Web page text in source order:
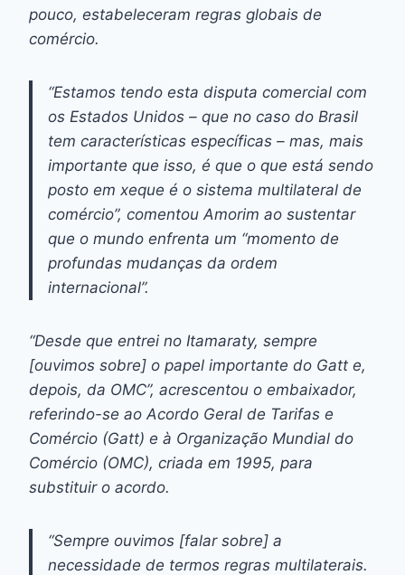
pouco, estabeleceram regras globais de
comércio.
“Estamos tendo esta disputa comercial com
os Estados Unidos – que no caso do Brasil
tem características específicas – mas, mais
importante que isso, é que o que está sendo
posto em xeque é o sistema multilateral de
comércio”, comentou Amorim ao sustentar
que o mundo enfrenta um “momento de
profundas mudanças da ordem
internacional”.
“Desde que entrei no Itamaraty, sempre
[ouvimos sobre] o papel importante do Gatt e,
depois, da OMC”, acrescentou o embaixador,
referindo-se ao Acordo Geral de Tarifas e
Comércio (Gatt) e à Organização Mundial do
Comércio (OMC), criada em 1995, para
substituir o acordo.
“Sempre ouvimos [falar sobre] a
necessidade de termos regras multilaterais.